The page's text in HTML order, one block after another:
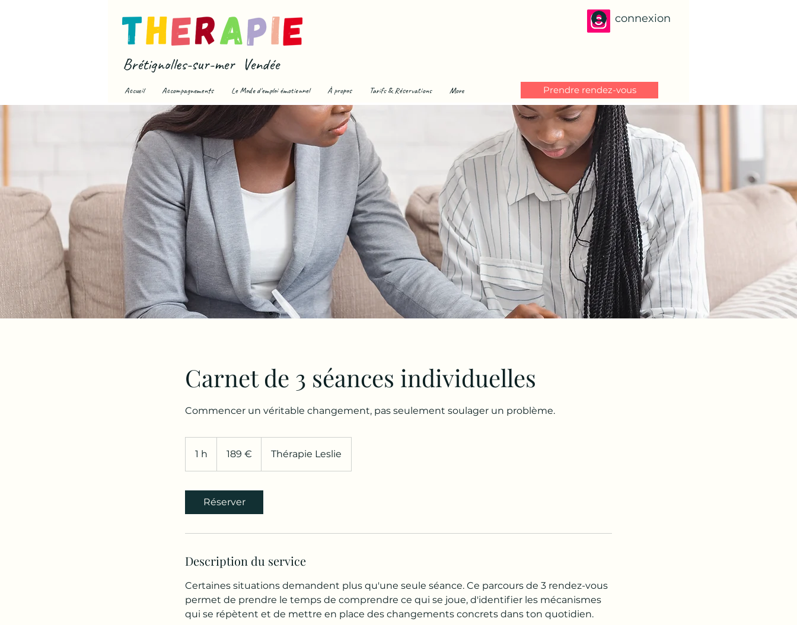
connexion
Brétignolles-sur-mer Vendée
Accueil Accompagnements Le Mode d'emploi émotionnel À propos Tarifs & Réservations More Prendre rendez-vous
Carnet de 3 séances individuelles
Commencer un véritable changement, pas seulement soulager un problème.
1 h 189 € Thérapie Leslie
Réserver
Description du service
Certaines situations demandent plus qu'une seule séance. Ce parcours de 3 rendez-vous
permet de prendre le temps de comprendre ce qui se joue, d'identifier les mécanismes
qui se répètent et de mettre en place des changements concrets dans ton quotidien.